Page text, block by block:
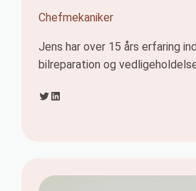
Chefmekaniker
Jens har over 15 års erfaring
bilreparation og
Twitter LinkedIn